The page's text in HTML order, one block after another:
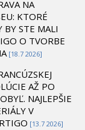
NA
KTORÉ
BY STE MALI
O TVORBE
[18.7 2026]
AŽ PO
NAJLEPŠIE
V
[13.7 2026]